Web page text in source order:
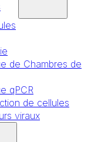
de Chambres de
qPCR
de cellules
viraux